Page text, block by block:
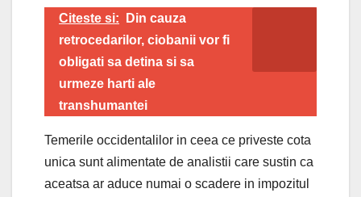
Citeste si:
Din cauza
retrocedarilor, ciobanii vor fi
obligati sa detina si sa
urmeze harti ale
transhumantei
Temerile occidentalilor in ceea ce priveste cota
unica sunt alimentate de analistii care sustin ca
aceatsa ar aduce numai o scadere in impozitul